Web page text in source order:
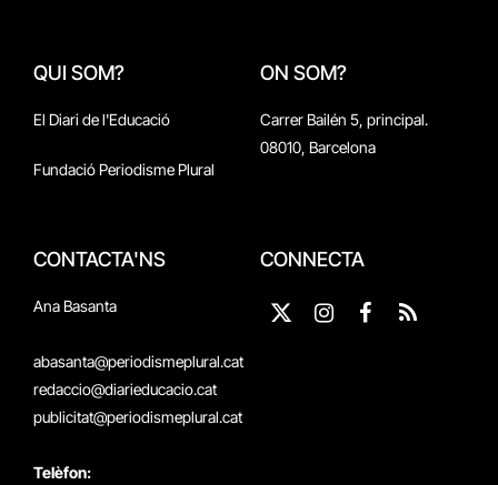
QUI SOM?
El Diari de l'Educació
Fundació Periodisme Plural
ON SOM?
Carrer Bailén 5, principal.
08010, Barcelona
CONTACTA'NS
Ana Basanta
abasanta@periodismeplural.cat
redaccio@diarieducacio.cat
publicitat@periodismeplural.cat
Telèfon:
CONNECTA
X
InstagramFacebook
RSS